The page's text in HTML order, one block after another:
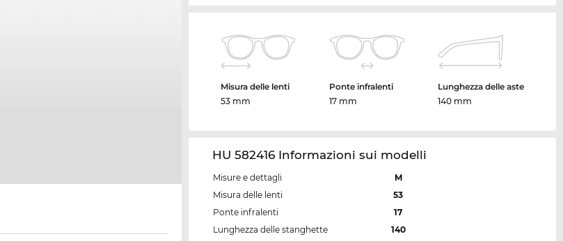
Misura delle lenti
53 mm
Ponte infralenti
17 mm
Lunghezza delle aste
140 mm
HU 582416 Informazioni sui modelli
Misure e dettagli
M
Misura delle lenti
53
Ponte infralenti
17
Lunghezza delle stanghette
140